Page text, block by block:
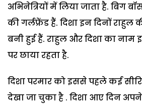
अभिनेत्रियों में लिया जाता है. बिग
की गर्लफ्रेंड हैं. दिशा इन दिनों राहुल
बनी हुई हैं. राहुल और दिशा का नाम
पर छाया रहता है.
दिशा परमार को इससे पहले कई
देखा जा चुका है . दिशा आए दिन